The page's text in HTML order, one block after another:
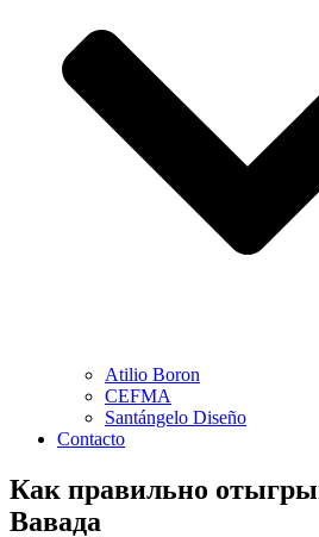
Atilio Boron
CEFMA
Santángelo Diseño
Contacto
Как правильно
Вавада